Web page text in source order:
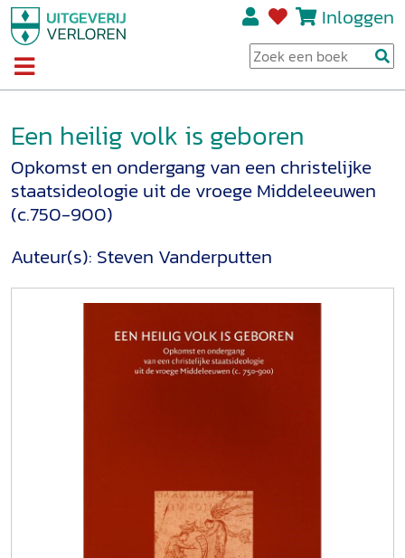
Inloggen
Een heilig volk is geboren
Opkomst en ondergang van een christelijke
staatsideologie uit de vroege Middeleeuwen
(c.750-900)
Auteur(s): Steven Vanderputten